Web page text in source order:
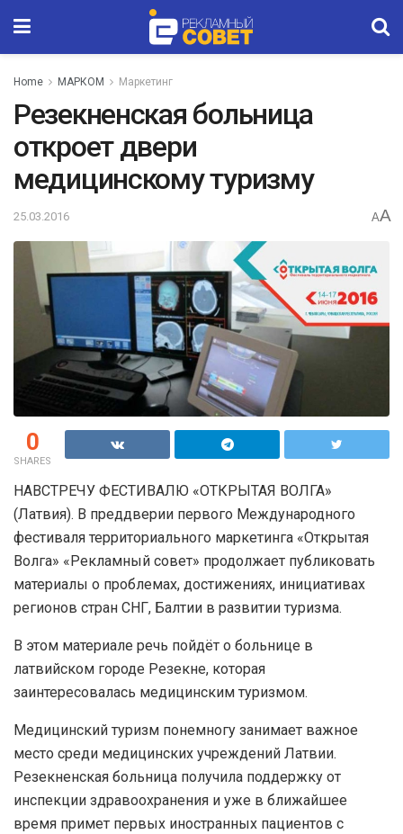
Home МАРКОМ Маркетинг
Резекненская больница
откроет двери
медицинскому туризму
25.03.2016 AA
0
SHARES
НАВСТРЕЧУ ФЕСТИВАЛЮ «ОТКРЫТАЯ ВОЛГА»
(Латвия). В преддверии первого Международного
фестиваля территориального маркетинга «Открытая
Волга» «Рекламный совет» продолжает публиковать
материалы о проблемах, достижениях, инициативах
регионов стран СНГ, Балтии в развитии туризма.
В этом материале речь пойдёт о больнице в
латвийском городе Резекне, которая
заинтересовалась медицинским туризмом.
Медицинский туризм понемногу занимает важное
место среди медицинских учреждений Латвии.
Резекненская больница получила поддержку от
инспекции здравоохранения и уже в ближайшее
время примет первых иностранных пациентов с